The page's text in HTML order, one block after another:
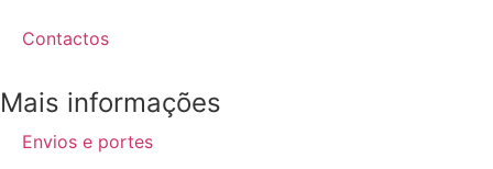
Contactos
Mais informações
Envios e portes